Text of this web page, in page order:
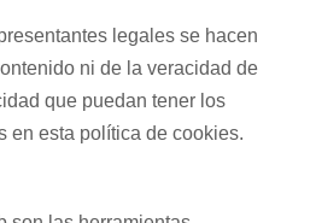
legales se hacen
ni de la veracidad de
que puedan tener los
en esta política de cookies.